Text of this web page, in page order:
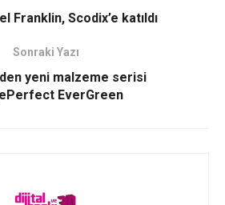
Franklin, Scodix’e katıldı
Sonraki Yazı
yeni malzeme serisi
EverGreen